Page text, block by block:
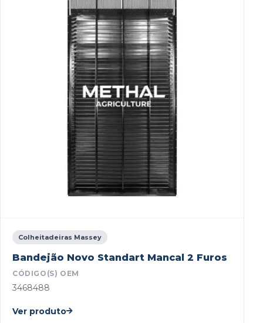
Colheitadeiras Massey
Bandejão Novo Standart Mancal 2 Furos
CÓDIGO(S) OEM
3468488
Ver produto